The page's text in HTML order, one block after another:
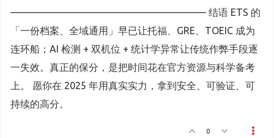
———————————————————— 结语 ETS 的
「一份档案、全域通用」早已让托福、GRE、TOEIC 成为
连环船；AI 检测 + 双机位 + 统计学异常让传统作弊手段逐
一失效。真正的保分，是把时间花在官方资源与科学备考
上。 愿你在 2025 年用真实实力，拿到安全、可验证、可
持续的高分。
0